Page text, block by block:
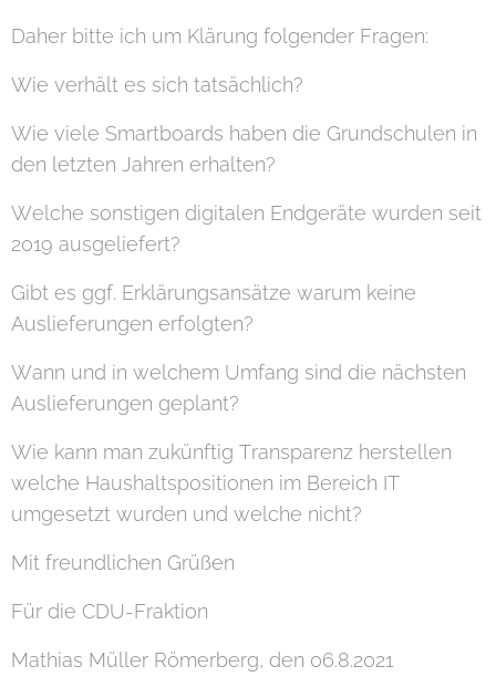
Daher bitte ich um Klärung folgender Fragen:
Wie verhält es sich tatsächlich?
Wie viele Smartboards haben die Grundschulen in
den letzten Jahren erhalten?
Welche sonstigen digitalen Endgeräte wurden seit
2019 ausgeliefert?
Gibt es ggf. Erklärungsansätze warum keine
Auslieferungen erfolgten?
Wann und in welchem Umfang sind die nächsten
Auslieferungen geplant?
Wie kann man zukünftig Transparenz herstellen
welche Haushaltspositionen im Bereich IT
umgesetzt wurden und welche nicht?
Mit freundlichen Grüßen
Für die CDU-Fraktion
Mathias Müller Römerberg, den 06.8.2021